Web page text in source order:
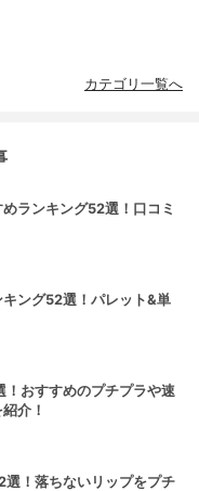
カテゴリ一覧へ
ランキング52選！口コミ
ング52選！パレット&単
おすすめのプチプラや速
介！
！落ちないリップをプチ